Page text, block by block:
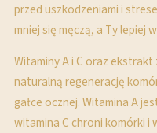
przed uszkodzeniami i
mniej się męczą, a Ty lepiej
Witaminy A i C oraz
naturalną regenerację
gałce ocznej. Witamina A
witamina C chroni komórki i